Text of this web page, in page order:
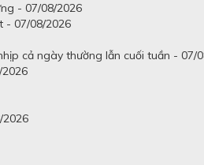
- 07/08/2026
- 07/08/2026
cả ngày thường lẫn cuối tuần - 07/
2026